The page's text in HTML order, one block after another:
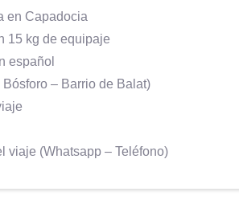
en Capadocia
15 kg de equipaje
español
– Barrio de Balat)
viaje (Whatsapp – Teléfono)
siempre quedamos satisfechos.